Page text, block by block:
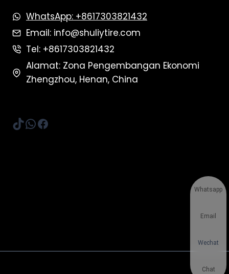
WhatsApp: +8617303821432
Email: info@shuliytire.com
Tel: +8617303821432
Alamat: Zona Pengembangan Ekonomi
Zhengzhou, Henan, China
TikTok
WhatsApp
Facebook
Whatsapp
Email
Wechat
Chat